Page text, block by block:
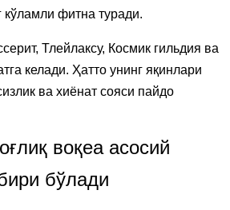
кўламли фитна туради.
Тлейлаксу, Космик гильдия ва
келади. Ҳатто унинг яқинлари
ва хиёнат сояси пайдо
воқеа асосий
бўлади